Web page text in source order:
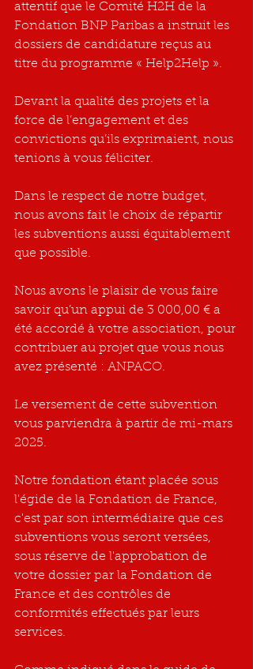
attentif que le Comité H2H de la
Fondation BNP Paribas a instruit les
dossiers de candidature reçus au
titre du programme « Help2Help ».
Devant la qualité des projets et la
force de l’engagement et des
convictions qu’ils exprimaient, nous
tenions à vous féliciter.
Dans le respect de notre budget,
nous avons fait le choix de répartir
les subventions aussi équitablement
que possible.
Nous avons le plaisir de vous faire
savoir qu’un appui de 3 000,00 € a
été accordé à votre association, pour
contribuer au projet que vous nous
avez présenté : ANPACO.
Le versement de cette subvention
vous parviendra à partir de mi-mars
2025.
Notre fondation étant placée sous
l'égide de la Fondation de France,
c'est par son intermédiaire que ces
subventions vous seront versées,
sous réserve de l'approbation de
votre dossier par la Fondation de
France et des contrôles de
conformités effectués par leurs
services.